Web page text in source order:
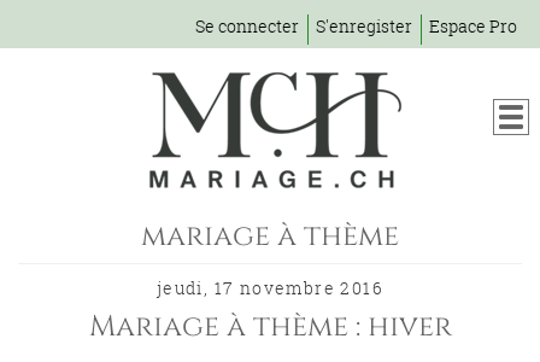
Se connecter S'enregister Espace Pro
mariage à thème
jeudi, 17 novembre 2016
Mariage à thème : hiver